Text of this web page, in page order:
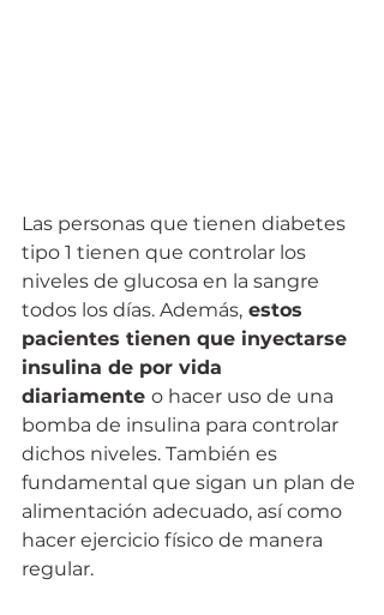
Las personas que tienen diabetes
tipo 1 tienen que controlar los
niveles de glucosa en la sangre
todos los días. Además, estos
pacientes tienen que inyectarse
insulina de por vida
diariamente o hacer uso de una
bomba de insulina para controlar
dichos niveles. También es
fundamental que sigan un plan de
alimentación adecuado, así como
hacer ejercicio físico de manera
regular.